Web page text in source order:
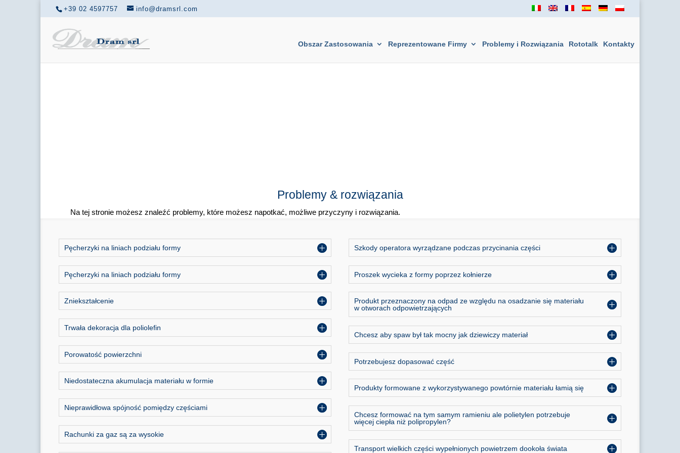
+39 02 4597757 info@dramsrl.com
Obszar Zastosowania Reprezentowane Firmy Problemy i Rozwiązania Rototalk Kontakty
Problemy & rozwiązania
Na tej stronie możesz znaleźć problemy, które możesz napotkać, możliwe przyczyny i rozwiązania.
Pęcherzyki na liniach podziału formy
Pęcherzyki na liniach podziału formy
Zniekształcenie
Trwała dekoracja dla poliolefin
Porowatość powierzchni
Niedostateczna akumulacja materiału w formie
Nieprawidłowa spójność pomiędzy częściami
Rachunki za gaz są za wysokie
Szkody operatora wyrządzane podczas przycinania części
Proszek wycieka z formy poprzez kołnierze
Produkt przeznaczony na odpad ze względu na osadzanie się materiału
w otworach odpowietrzających
Chcesz aby spaw był tak mocny jak dziewiczy materiał
Potrzebujesz dopasować część
Produkty formowane z wykorzystywanego powtórnie materiału łamią się
Chcesz formować na tym samym ramieniu ale polietylen potrzebuje
więcej ciepła niż polipropylen?
Transport wielkich części wypełnionych powietrzem dookoła świata